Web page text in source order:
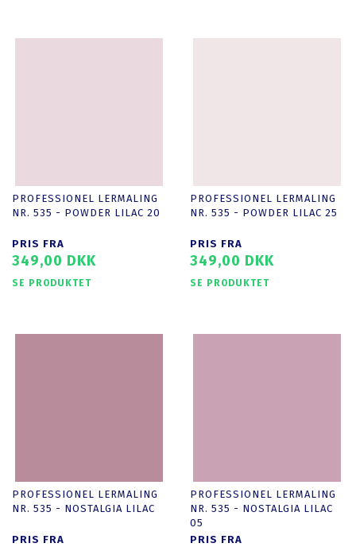
PROFESSIONEL LERMALING
NR. 535 - POWDER LILAC 20
PRIS FRA
349,00 DKK
SE PRODUKTET
PROFESSIONEL LERMALING
NR. 535 - POWDER LILAC 25
PRIS FRA
349,00 DKK
SE PRODUKTET
PROFESSIONEL LERMALING
NR. 535 - NOSTALGIA LILAC
PRIS FRA
PROFESSIONEL LERMALING
NR. 535 - NOSTALGIA LILAC
05
PRIS FRA